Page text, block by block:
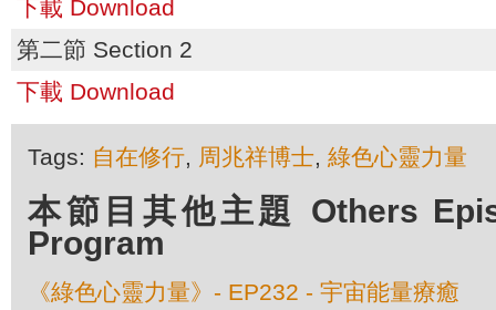
下載 Download
第二節 Section 2
下載 Download
Tags: 自在修行, 周兆祥博士, 綠色心靈力量
本節目其他主題 Others
Program
《綠色心靈力量》- EP232 - 宇宙能量療癒